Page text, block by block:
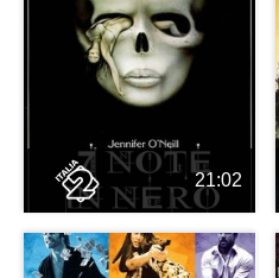
21:02